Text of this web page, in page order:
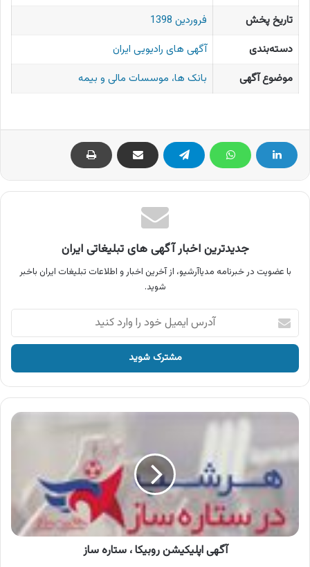
تاریخ پخش
فروردین 1398
دسته‌بندی
آگهی های رادیویی ایران
موضوع آگهی
بانک ها، موسسات مالی و بیمه
جدیدترین اخبار آگهی های تبلیغاتی ایران
با عضویت در خبرنامه مدیاآرشیو، از آخرین اخبار و اطلاعات تبلیغات ایران باخبر
شوید.
آدرس
ایمیل
خود
وارد
کنید
آگهی
روبیکا
،
ستاره
آگهی اپلیکیشن روبیکا ، ستاره ساز